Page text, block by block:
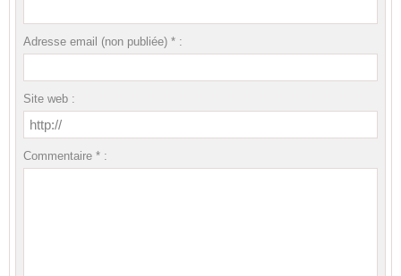
Adresse email (non publiée) * :
Site web :
Commentaire * :